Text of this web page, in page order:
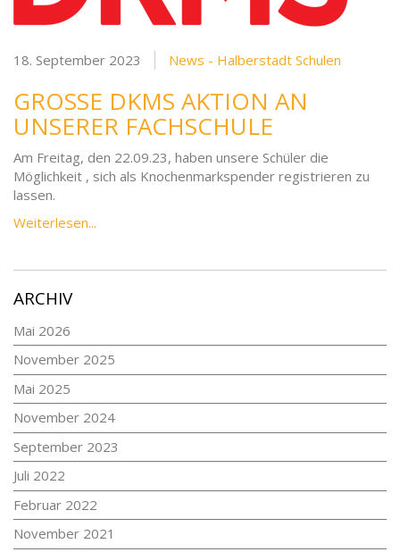
18. September 2023 News - Halberstadt Schulen
GROSSE DKMS AKTION AN U
NSERER FACHSCHULE
Am Freitag, den 22.09.23, haben unsere Schüler die
Möglichkeit , sich als Knochenmarkspender registrieren zu
lassen.
Weiterlesen...
ARCHIV
Mai 2026
November 2025
Mai 2025
November 2024
September 2023
Juli 2022
Februar 2022
November 2021